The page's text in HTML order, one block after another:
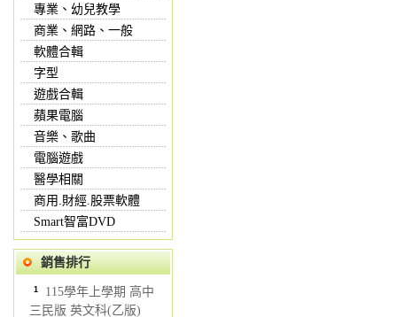
專業、幼兒教學
商業、網路、一般
軟體合輯
字型
遊戲合輯
蘋果電腦
音樂、歌曲
電腦遊戲
醫學相關
商用.財經.股票軟體
Smart智富DVD
銷售排行
1 115學年上學期 高中
三民版 英文科(乙版)